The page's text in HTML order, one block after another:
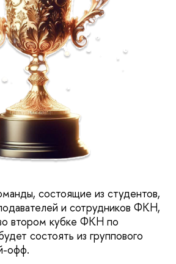
состоящие из студентов,
и сотрудников ФКН,
втором кубке ФКН по
состоять из группового
офф.